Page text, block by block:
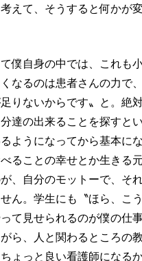
えて、そうすると何かが
僕自身の中では、これも
なるのは患者さんの力で
りないからです〟と。絶
達の出来ることを探すと
ようになってから基本に
ることの幸せとか生きる
、自分のモットーで、そ
ん。学生にも〝ほら、こ
て見せられるのが僕の仕
ら、人と関わるところの
ょっと良い看護師になる